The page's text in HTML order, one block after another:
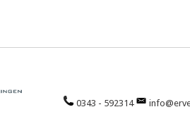
0343 - 592314